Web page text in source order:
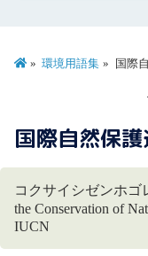
環境用語集 国際
国際自然保
コクサイシゼンホゴ
the Conservation of
IUCN